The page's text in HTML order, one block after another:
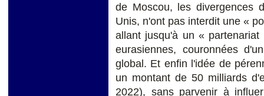
de Moscou, les divergences
Unis, n'ont pas interdit une «
allant jusqu'à un «
eurasiennes, couronnées
global. Et enfin l'idée de
un montant de 50 milliards
2022), sans parvenir à